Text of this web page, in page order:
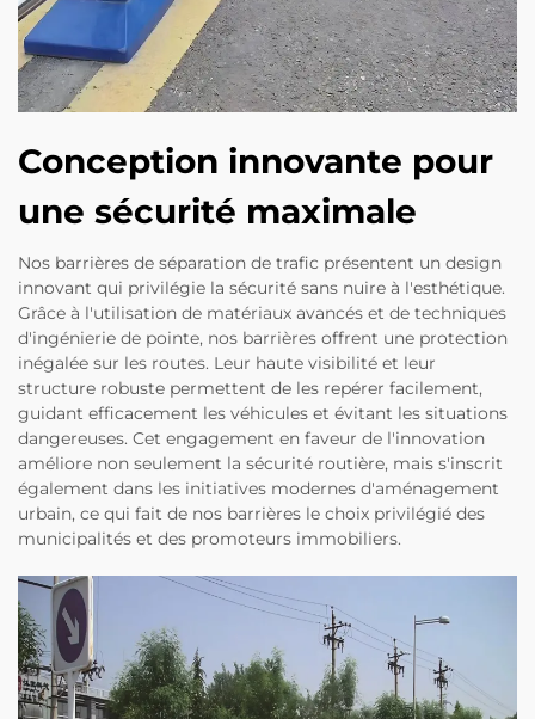
Conception innovante pour
une sécurité maximale
Nos barrières de séparation de trafic présentent un design
innovant qui privilégie la sécurité sans nuire à l'esthétique.
Grâce à l'utilisation de matériaux avancés et de techniques
d'ingénierie de pointe, nos barrières offrent une protection
inégalée sur les routes. Leur haute visibilité et leur
structure robuste permettent de les repérer facilement,
guidant efficacement les véhicules et évitant les situations
dangereuses. Cet engagement en faveur de l'innovation
améliore non seulement la sécurité routière, mais s'inscrit
également dans les initiatives modernes d'aménagement
urbain, ce qui fait de nos barrières le choix privilégié des
municipalités et des promoteurs immobiliers.